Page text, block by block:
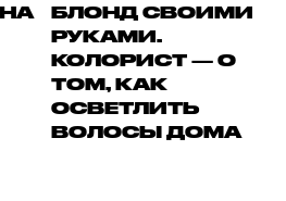
БЛОНД СВОИМИ
РУКАМИ.
КОЛОРИСТ — О
ТОМ, КАК
ОСВЕТЛИТЬ
ВОЛОСЫ ДОМА